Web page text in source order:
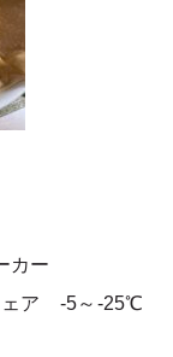
カー
ェア -5～-25℃